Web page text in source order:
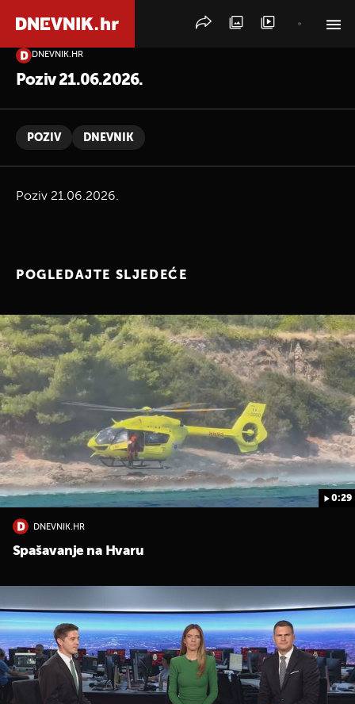
DNEVNIK.HR
Poziv 21.06.2026.
POZIV DNEVNIK
Poziv 21.06.2026.
POGLEDAJTE SLJEDEĆE
0:29
DNEVNIK.HR
Spašavanje na Hvaru
PRETRAŽITE VIJESTI